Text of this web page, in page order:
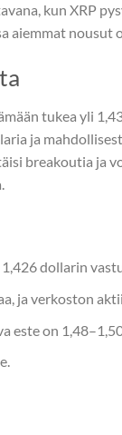
kun XRP
aiemmat nousut
tukea yli
ja
breakoutia ja
dollarin
ja verkoston
este on